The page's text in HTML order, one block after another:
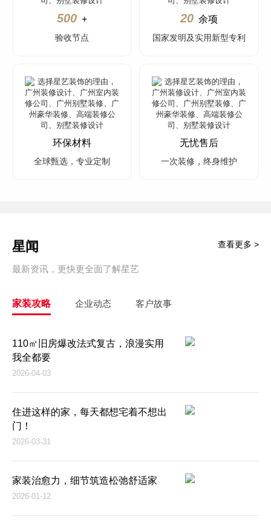
500 +
验收节点
20 余项
国家发明及实用新型专利
环保材料
全球甄选，专业定制
无忧售后
一次装修，终身维护
星闻
最新资讯，更快更全面了解星艺
查看更多 >
家装攻略 企业动态 客户故事
110㎡旧房爆改法式复古，浪漫实用
我全都要
2026-04-03
住进这样的家，每天都想宅着不想出
门！
2026-03-31
家装治愈力，细节筑造松弛舒适家
2026-01-12